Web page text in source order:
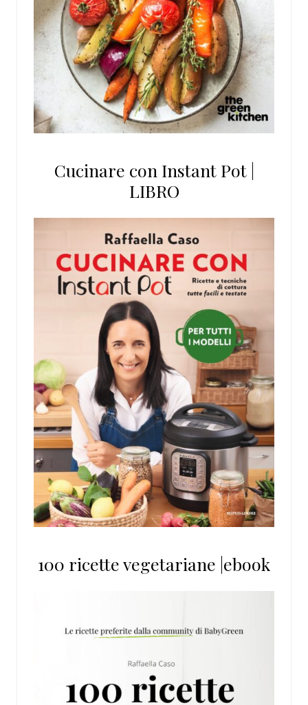
Cucinare con Instant Pot |
LIBRO
100 ricette vegetariane |ebook